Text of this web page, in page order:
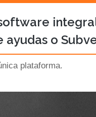
ayudas o
plataforma.